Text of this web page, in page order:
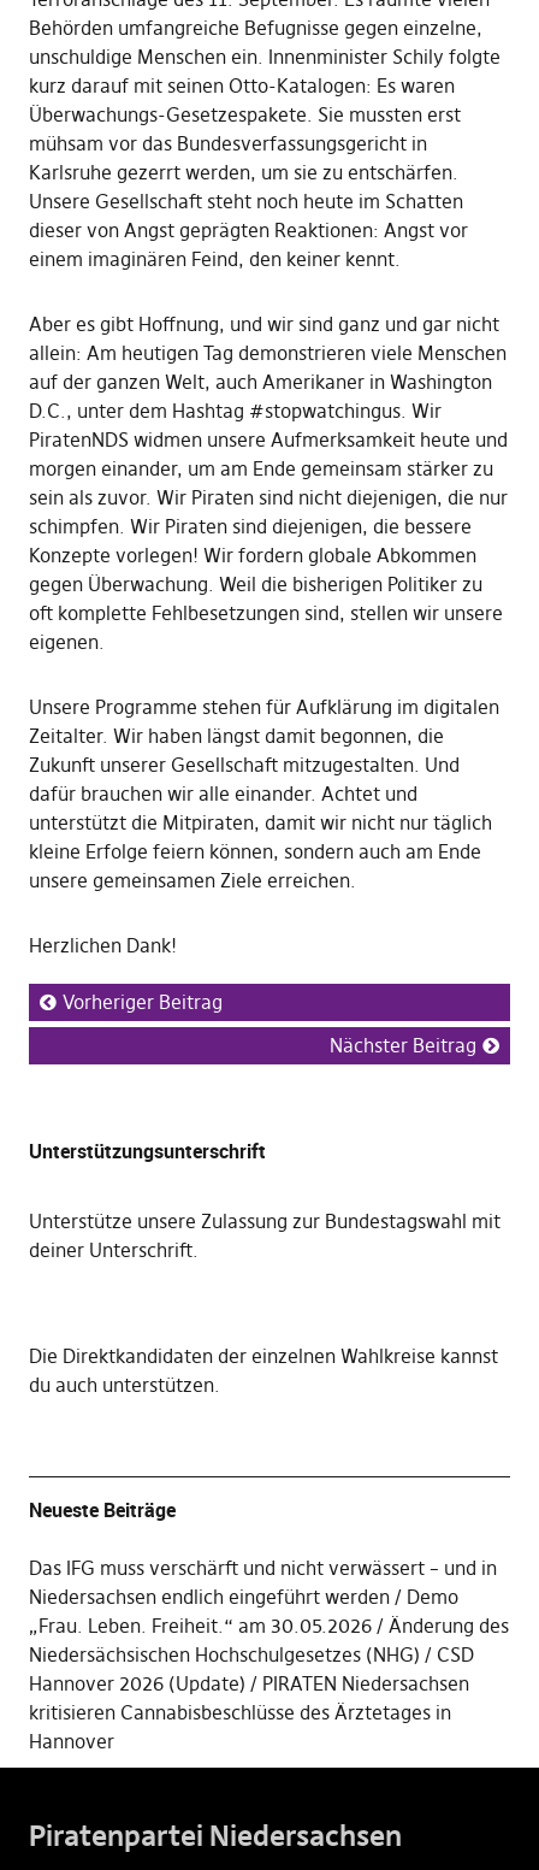
Behörden umfangreiche Befugnisse gegen einzelne,
unschuldige Menschen ein. Innenminister Schily folgte
kurz darauf mit seinen Otto-Katalogen: Es waren
Überwachungs-Gesetzespakete. Sie mussten erst
mühsam vor das Bundesverfassungsgericht in
Karlsruhe gezerrt werden, um sie zu entschärfen.
Unsere Gesellschaft steht noch heute im Schatten
dieser von Angst geprägten Reaktionen: Angst vor
einem imaginären Feind, den keiner kennt.
Aber es gibt Hoffnung, und wir sind ganz und gar nicht
allein: Am heutigen Tag demonstrieren viele Menschen
auf der ganzen Welt, auch Amerikaner in Washington
D.C., unter dem Hashtag #stopwatchingus. Wir
PiratenNDS widmen unsere Aufmerksamkeit heute und
morgen einander, um am Ende gemeinsam stärker zu
sein als zuvor. Wir Piraten sind nicht diejenigen, die nur
schimpfen. Wir Piraten sind diejenigen, die bessere
Konzepte vorlegen! Wir fordern globale Abkommen
gegen Überwachung. Weil die bisherigen Politiker zu
oft komplette Fehlbesetzungen sind, stellen wir unsere
eigenen.
Unsere Programme stehen für Aufklärung im digitalen
Zeitalter. Wir haben längst damit begonnen, die
Zukunft unserer Gesellschaft mitzugestalten. Und
dafür brauchen wir alle einander. Achtet und
unterstützt die Mitpiraten, damit wir nicht nur täglich
kleine Erfolge feiern können, sondern auch am Ende
unsere gemeinsamen Ziele erreichen.
Herzlichen Dank!
Vorheriger Beitrag
Nächster Beitrag
Unterstützungsunterschrift
Unterstütze unsere Zulassung zur Bundestagswahl mit
deiner Unterschrift.
Die Direktkandidaten der einzelnen Wahlkreise kannst
du auch unterstützen.
Neueste Beiträge
Das IFG muss verschärft und nicht verwässert – und in
Niedersachsen endlich eingeführt werden
Demo
„Frau. Leben. Freiheit.“ am 30.05.2026
Änderung des
Niedersächsischen Hochschulgesetzes (NHG)
CSD
Hannover 2026 (Update)
PIRATEN Niedersachsen
kritisieren Cannabisbeschlüsse des Ärztetages in
Hannover
Piratenpartei Niedersachsen